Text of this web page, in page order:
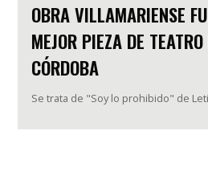
OBRA VILLAMARIENSE
MEJOR PIEZA DE
CÓRDOBA
Se trata de "Soy lo prohibido" de